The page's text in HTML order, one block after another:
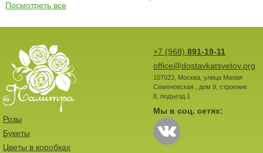
Посмотреть все
+7 (968) 891-19-11
office@dostavkatsvetov.org
107023, Москва, улица Малая
Семеновская , дом 9, строение
8, подъезд 1
Мы в соц. сетях:
Розы
Букеты
Цветы в коробках